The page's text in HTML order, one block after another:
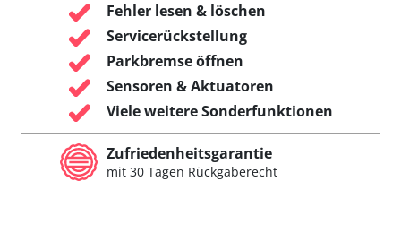
Fehler lesen & löschen
Servicerückstellung
Parkbremse öffnen
Sensoren & Aktuatoren
Viele weitere Sonderfunktionen
Zufriedenheitsgarantie
mit 30 Tagen Rückgaberecht